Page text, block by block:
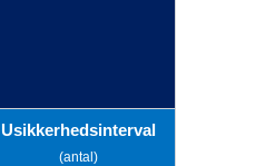
Usikkerhedsinterval
(antal)